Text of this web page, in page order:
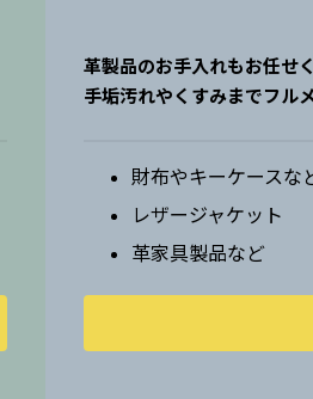
革製品のお手入れもお任せ
手垢汚れやくすみまでフル
財布やキーケースな
レザージャケット
革家具製品など